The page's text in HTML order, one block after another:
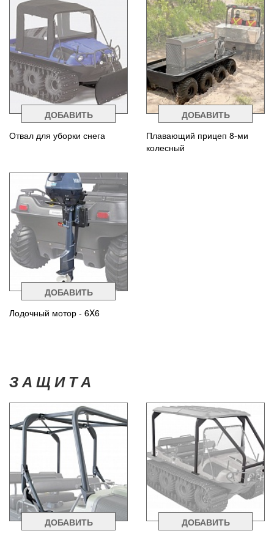
ДОБАВИТЬ
Отвал для уборки снега
ДОБАВИТЬ
Плавающий прицеп 8-ми
колесный
ДОБАВИТЬ
Лодочный мотор - 6X6
ЗАЩИТА
ДОБАВИТЬ
ДОБАВИТЬ